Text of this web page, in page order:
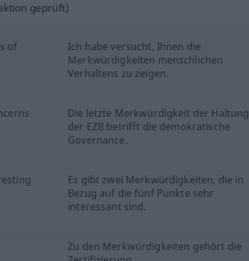
geprüft)
of
Ich habe versucht, Ihnen die
Merkwürdigkeiten menschlichen
Verhaltens zu zeigen.
Die letzte Merkwürdigkeit der Haltung
der EZB betrifft die demokratische
Governance.
Es gibt zwei Merkwürdigkeiten, die in
Bezug auf die fünf Punkte sehr
interessant sind.
Zu den Merkwürdigkeiten gehört die